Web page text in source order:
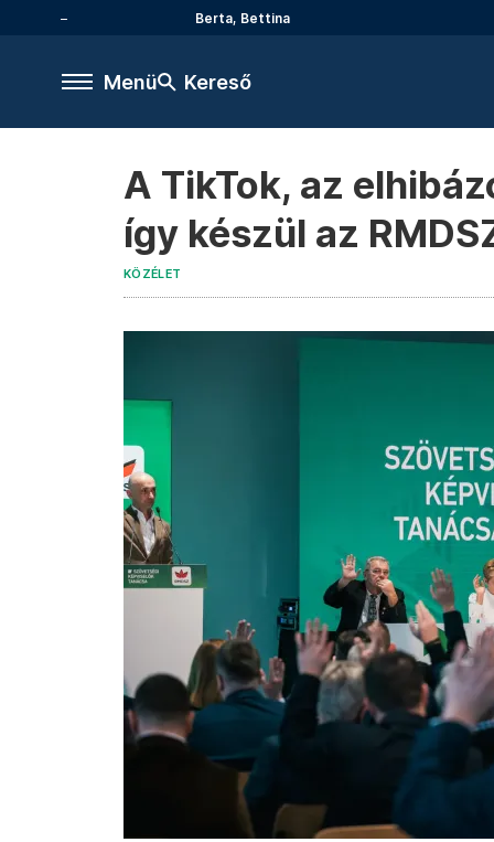
Berta, Bettina
Menü Kereső
A TikTok, az
így készül az
KÖZÉLET